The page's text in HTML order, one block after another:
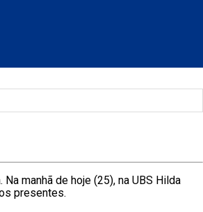
manhã de hoje (25), na UBS Hilda
presentes.